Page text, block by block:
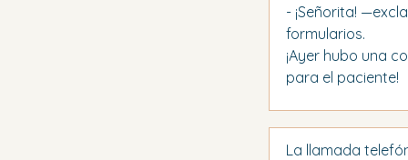
- ¡Señorita!
formularios.
¡Ayer hubo una
para el paciente!
La llamada